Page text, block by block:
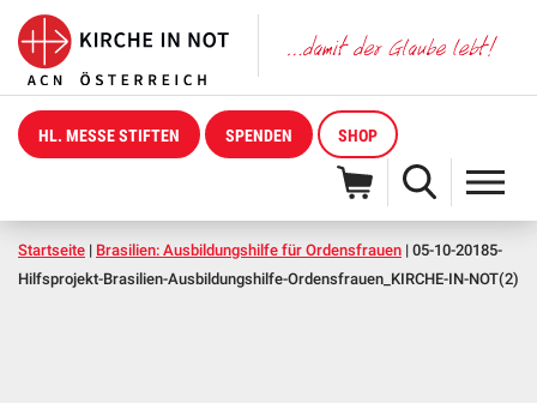
HL. MESSE STIFTEN SPENDEN SHOP
Startseite | Brasilien: Ausbildungshilfe für Ordensfrauen | 05-10-20185-
Hilfsprojekt-Brasilien-Ausbildungshilfe-Ordensfrauen_KIRCHE-IN-NOT(2)